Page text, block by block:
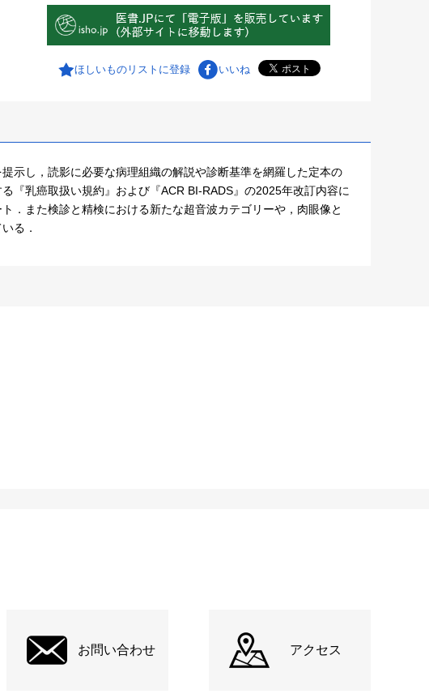
ほしいものリストに登録 いいね
示し，読影に必要な病理組織の解説や診断基準を網羅した定本の
『乳癌取扱い規約』および『ACR BI-RADS』の2025年改訂内容に
．また検診と精検における新たな超音波カテゴリーや，肉眼像と
る．
お問い合わせ アクセス